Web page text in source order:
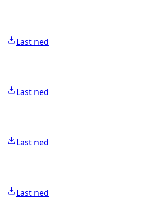
Last ned
Last ned
Last ned
Last ned